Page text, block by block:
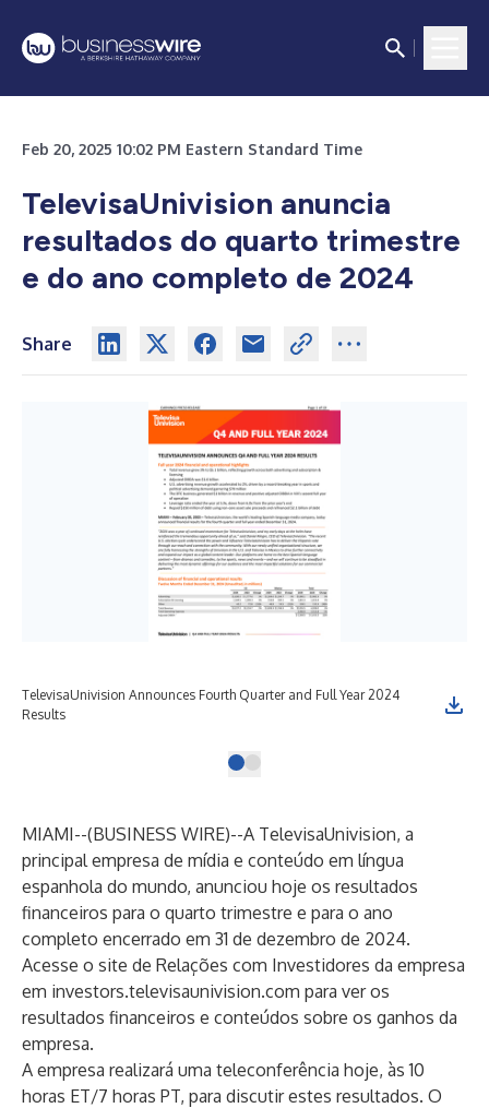
Feb 20, 2025 10:02 PM Eastern Standard Time
TelevisaUnivision anuncia
resultados do quarto trimestre
e do ano completo de 2024
Share
TelevisaUnivision Announces Fourth Quarter and Full Year 2024
Results
MIAMI--(BUSINESS WIRE)--A TelevisaUnivision, a
principal empresa de mídia e conteúdo em língua
espanhola do mundo, anunciou hoje os resultados
financeiros para o quarto trimestre e para o ano
completo encerrado em 31 de dezembro de 2024.
Acesse o site de Relações com Investidores da empresa
em investors.televisaunivision.com para ver os
resultados financeiros e conteúdos sobre os ganhos da
empresa.
A empresa realizará uma teleconferência hoje, às 10
horas ET/7 horas PT, para discutir estes resultados. O